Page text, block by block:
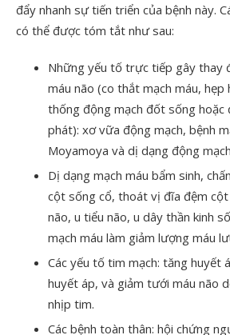
đẩy nhanh sự tiến triển của bệnh này.
có thể được tóm tắt như sau:
Những yếu tố trực tiếp gây thay
máu não (co thắt mạch máu,
thống động mạch đốt sống hoặc
phát): xơ vữa động mạch, bệnh
Moyamoya và dị dạng động
Dị dạng mạch máu bẩm sinh,
cột sống cổ, thoát vị đĩa đệm cột
não, u tiểu não, u dây thần kinh
mạch máu làm giảm lượng máu
Các yếu tố tim mạch: tăng huyết
huyết áp, và giảm tưới máu não
nhịp tim.
Các bệnh toàn thân: hội chứng